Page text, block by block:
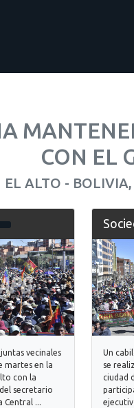
CON EL
EL ALTO -
vecinales
martes en la
con la
secretario
Central ...
Un
se
ciudad